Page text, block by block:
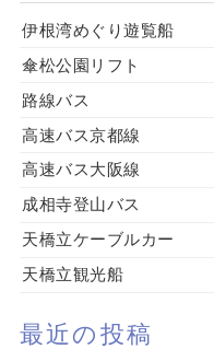
伊根湾めぐり遊覧船
傘松公園リフト
路線バス
高速バス京都線
高速バス大阪線
成相寺登山バス
天橋立ケーブルカー
天橋立観光船
最近の投稿